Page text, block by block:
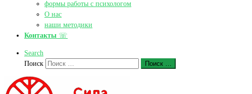
формы работы с психологом
О нас
наши методики
Контакты ☏
Search
Поиск
Поиск …